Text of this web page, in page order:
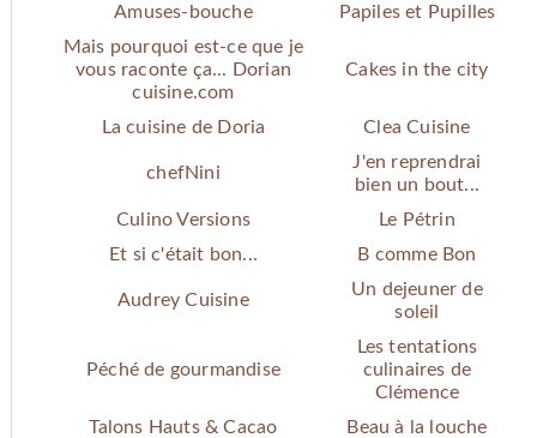
Amuses-bouche
Papiles et Pupilles
Mais pourquoi est-ce que je
vous raconte ça... Dorian
cuisine.com
Cakes in the city
La cuisine de Doria Clea Cuisine
chefNini
J'en reprendrai
bien un bout...
Culino Versions
Le Pétrin
Et si c'était bon...
B comme Bon
Audrey Cuisine
Un dejeuner de
soleil
Péché de gourmandise
Les tentations
culinaires de
Clémence
Talons Hauts & Cacao
Beau à la louche